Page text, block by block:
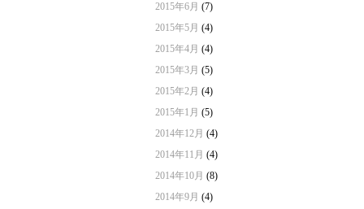
2015年6月 (7)
2015年5月 (4)
2015年4月 (4)
2015年3月 (5)
2015年2月 (4)
2015年1月 (5)
2014年12月 (4)
2014年11月 (4)
2014年10月 (8)
2014年9月 (4)